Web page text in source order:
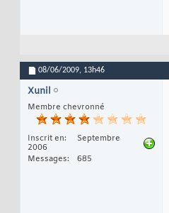
08/06/2009, 13h46
Xunil
Membre chevronné
Inscrit en
Septembre
2006
Messages
685